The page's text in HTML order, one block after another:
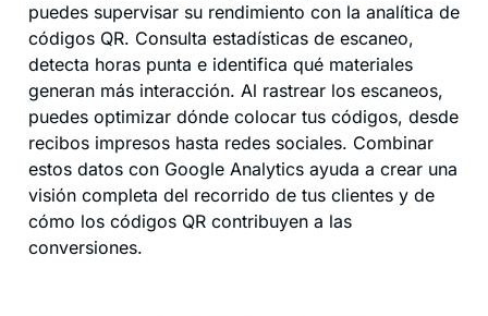
puedes supervisar su rendimiento con la analítica de
códigos QR. Consulta estadísticas de escaneo,
detecta horas punta e identifica qué materiales
generan más interacción. Al rastrear los escaneos,
puedes optimizar dónde colocar tus códigos, desde
recibos impresos hasta redes sociales. Combinar
estos datos con Google Analytics ayuda a crear una
visión completa del recorrido de tus clientes y de
cómo los códigos QR contribuyen a las
conversiones.